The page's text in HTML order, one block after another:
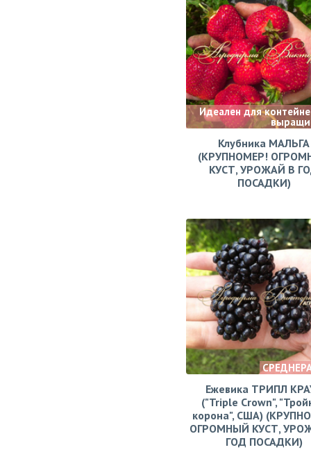
Идеален для
Клубника МАЛЬГА
(КРУПНОМЕР!
КУСТ, УРОЖАЙ В
ПОСАДКИ)
Ежевика ТРИПЛ
("Triple Crown",
корона", США)
ОГРОМНЫЙ КУСТ,
ГОД ПОСАДКИ)